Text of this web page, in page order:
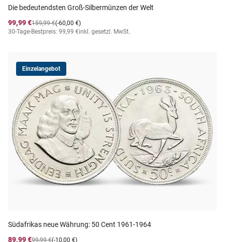
Die bedeutendsten Groß-Silbermünzen der Welt
99,99 €
(-60,00 €)
159,99 €
30-Tage-Bestpreis: 99,99 €inkl. gesetzl. MwSt.
Einzelangebot
Südafrikas neue Währung: 50 Cent 1961-1964
89,99 €
(-10,00 €)
99,99 €